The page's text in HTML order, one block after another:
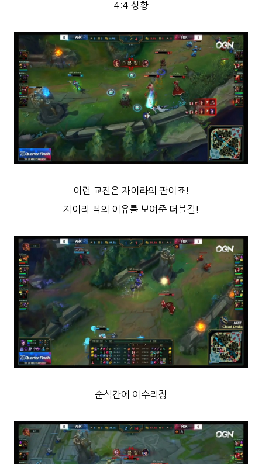
4:4 상황
이런 교전은 자이라의 판이죠!
자이라 픽의 이유를 보여준 더블킬!
순식간에 아수라장